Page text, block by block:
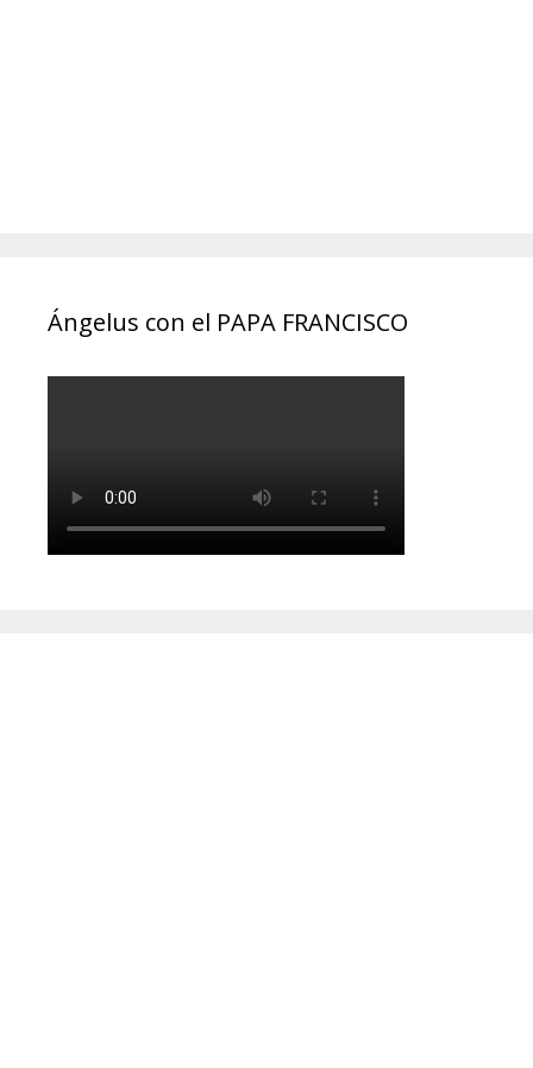
Ángelus con el PAPA FRANCISCO